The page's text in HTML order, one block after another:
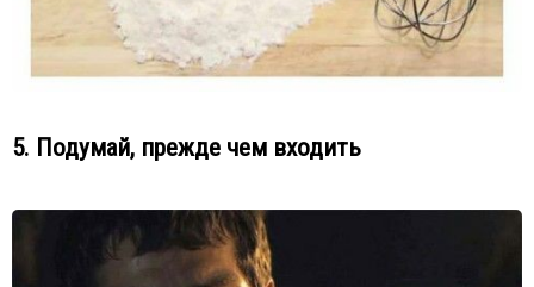
5. Подумай, прежде чем входить